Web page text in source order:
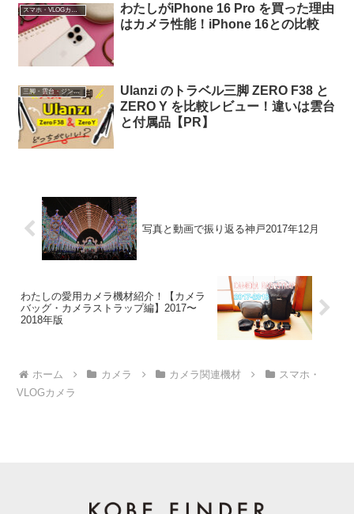
わたしがiPhone 16 Pro を買った理由
はカメラ性能！iPhone 16との比較
三脚・雲台・ジンバル
Ulanzi のトラベル三脚 ZERO F38 と
ZERO Y を比較レビュー！違いは雲台
と付属品【PR】
写真と動画で振り返る神戸2017年12月
わたしの愛用カメラ機材紹介！【カメラ
バッグ・カメラストラップ編】2017〜
2018年版
ホーム カメラ カメラ関連機材
スマホ・
VLOGカメラ